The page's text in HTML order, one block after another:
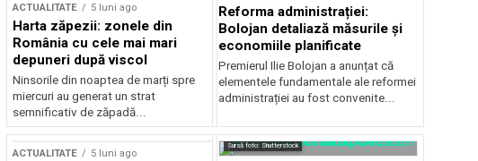
ACTUALITATE 5 luni ago
Harta zăpezii: zonele din
România cu cele mai mari
depuneri după viscol
Ninsorile din noaptea de marți spre
miercuri au generat un strat
semnificativ de zăpadă...
Reforma administrației:
Bolojan detaliază măsurile și
economiile planificate
Premierul Ilie Bolojan a anunțat că
elementele fundamentale ale reformei
administrației au fost convenite...
ACTUALITATE 5 luni ago
Sursă foto: Shutterstock